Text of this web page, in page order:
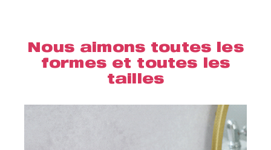
Nous aimons toutes les
formes et toutes les
tailles